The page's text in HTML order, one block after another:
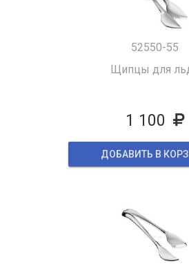
52550-55
Щипцы для
1 100
ДОБАВИТЬ В